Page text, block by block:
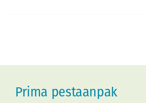
Prima pestaanpak